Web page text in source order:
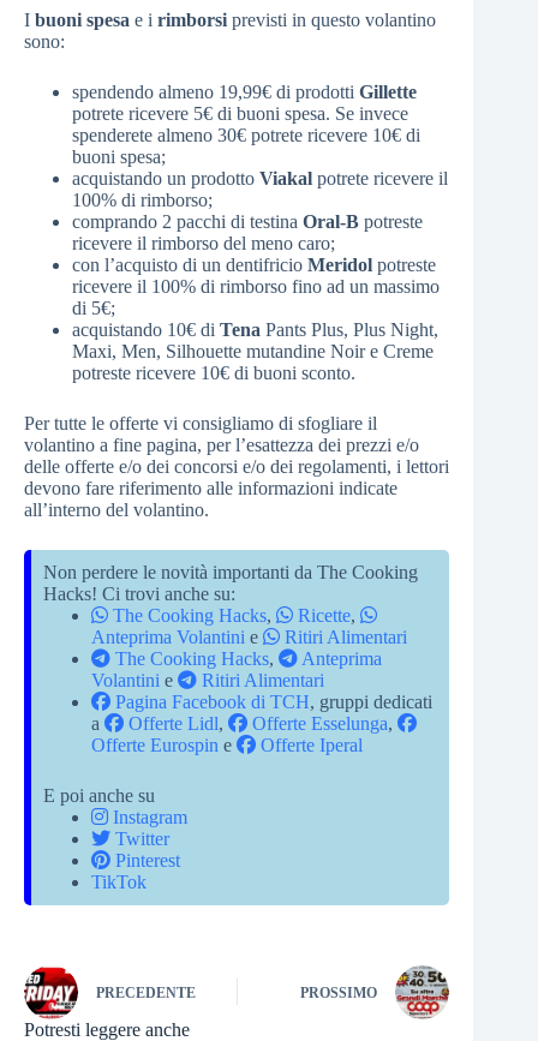
I buoni spesa e i rimborsi previsti in questo volantino
sono:
spendendo almeno 19,99€ di prodotti Gillette
potrete ricevere 5€ di buoni spesa. Se invece
spenderete almeno 30€ potrete ricevere 10€ di
buoni spesa;
acquistando un prodotto Viakal potrete ricevere il
100% di rimborso;
comprando 2 pacchi di testina Oral-B potreste
ricevere il rimborso del meno caro;
con l’acquisto di un dentifricio Meridol potreste
ricevere il 100% di rimborso fino ad un massimo
di 5€;
acquistando 10€ di Tena Pants Plus, Plus Night,
Maxi, Men, Silhouette mutandine Noir e Creme
potreste ricevere 10€ di buoni sconto.
Per tutte le offerte vi consigliamo di sfogliare il
volantino a fine pagina, per l’esattezza dei prezzi e/o
delle offerte e/o dei concorsi e/o dei regolamenti, i lettori
devono fare riferimento alle informazioni indicate
all’interno del volantino.
Non perdere le novità importanti da The Cooking
Hacks! Ci trovi anche su:
The Cooking Hacks, Ricette,
Anteprima Volantini e
Ritiri Alimentari
The Cooking Hacks,
Anteprima
Volantini e
Ritiri Alimentari
Pagina Facebook di TCH, gruppi dedicati
a
Offerte Lidl, Offerte Esselunga,
Offerte Eurospin e Offerte Iperal
E poi anche su
Instagram
Twitter
Pinterest
TikTok
PRECEDENTE PROSSIMO
Potresti leggere anche